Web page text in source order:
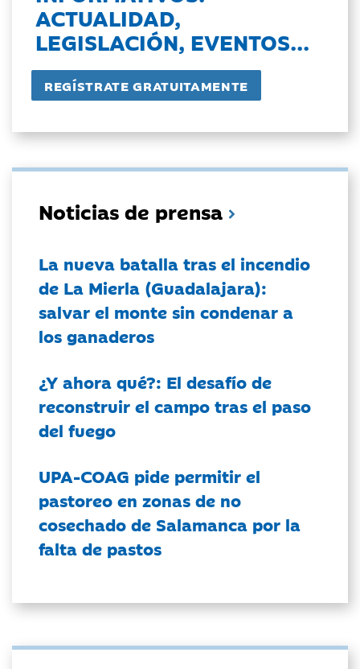
ACTUALIDAD,
LEGISLACIÓN, EVENTOS...
Noticias de prensa
La nueva batalla tras el incendio
de La Mierla (Guadalajara):
salvar el monte sin condenar a
los ganaderos
¿Y ahora qué?: El desafío de
reconstruir el campo tras el paso
del fuego
UPA-COAG pide permitir el
pastoreo en zonas de no
cosechado de Salamanca por la
falta de pastos